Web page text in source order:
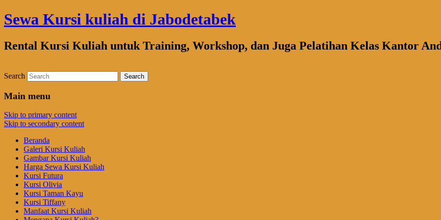
Sewa Kursi kuliah di Jabodetabek
Rental Kursi Kuliah untuk Training, Workshop, dan Juga Pelatihan Kelas Kantor
Search
Main menu
Skip to primary content
Skip to secondary content
Beranda
Galeri Kursi Kuliah
Gambar Kursi Kuliah
Harga Sewa Kursi Kuliah
Kursi Futura
Kursi Olivia
Kursi Taman Kayu
Kursi Tiffany
Manfaat Kursi Kuliah